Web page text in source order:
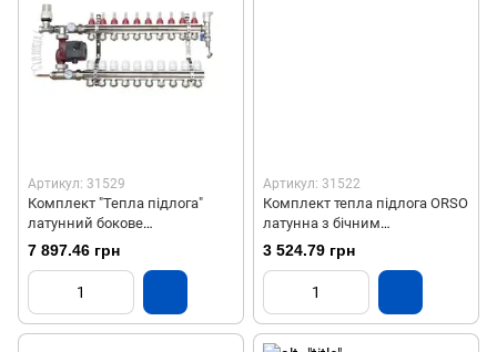
Артикул: 31529
Комплект "Тепла підлога"
латунний бокове
підключення 10 виходів ТМ
7 897.46 грн
Артикул: 31522
Комплект тепла підлога ORSO
латунна з бічним
підключенням на 2 виходи
3 524.79 грн